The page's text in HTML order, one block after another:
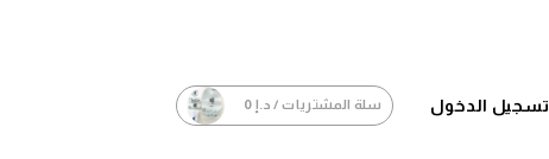
تسجيل الدخول سلة المشتريات / د.إ0